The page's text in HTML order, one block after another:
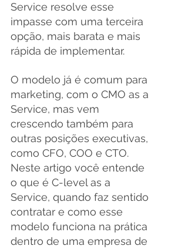
Service resolve esse
impasse com uma terceira
opção, mais barata e mais
rápida de implementar.
O modelo já é comum para
marketing, com o CMO as a
Service, mas vem
crescendo também para
outras posições executivas,
como CFO, COO e CTO.
Neste artigo você entende
o que é C-level as a
Service, quando faz sentido
contratar e como esse
modelo funciona na prática
dentro de uma empresa de